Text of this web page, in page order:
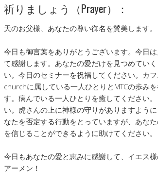
祈りましょう（Prayer）：
天のお父様、あなたの尊い御名を賛美します。
今日も御言葉をありがとうございます。今日
て感謝します。あなたの愛だけを見つめてい
い。今日のセミナーを祝福してください。カ
churchに属している一人ひとりとMTCの歩み
す。病んでいる一人ひとりを癒してください
い。虎さんの上に神様の守りがありますよう
なたを否定する行動をとっていますが、あな
を信じることができるように助けてください。
今日もあなたの愛と恵みに感謝して、イエス様
アーメン！